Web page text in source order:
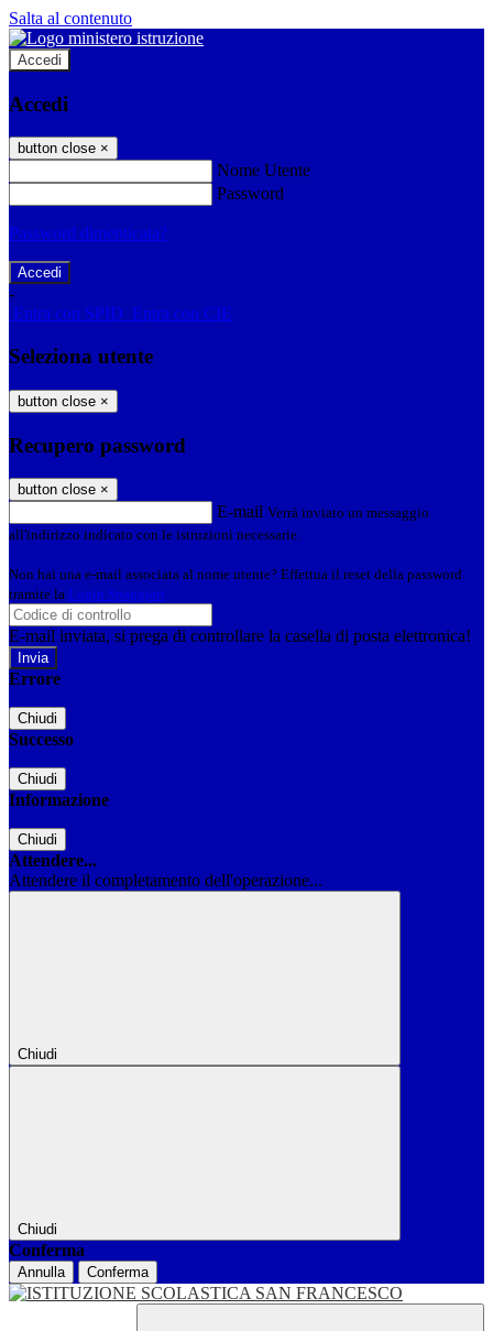
Salta al contenuto
Accedi
Accedi
button close ×
Nome Utente
Password
Password dimenticata?
-
Entra con SPID Entra con CIE
Seleziona utente
button close ×
Recupero password
button close ×
E-mail Verrà inviato un messaggio
all'indirizzo indicato con le istruzioni necessarie.
Non hai una e-mail associata al nome utente? Effettua il reset della password
tramite la Login Spaggiari
E-mail inviata, si prega di controllare la casella di posta elettronica!
Errore
Chiudi
Successo
Chiudi
Informazione
Chiudi
Attendere...
Attendere il completamento dell'operazione...
Chiudi
Chiudi
Conferma
Annulla Conferma